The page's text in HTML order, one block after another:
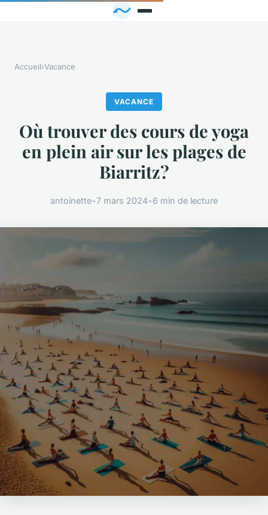
Accueil›Vacance
VACANCE
Où trouver des cours de yoga
en plein air sur les plages de
Biarritz?
antoinette•7 mars 2024•6 min de lecture